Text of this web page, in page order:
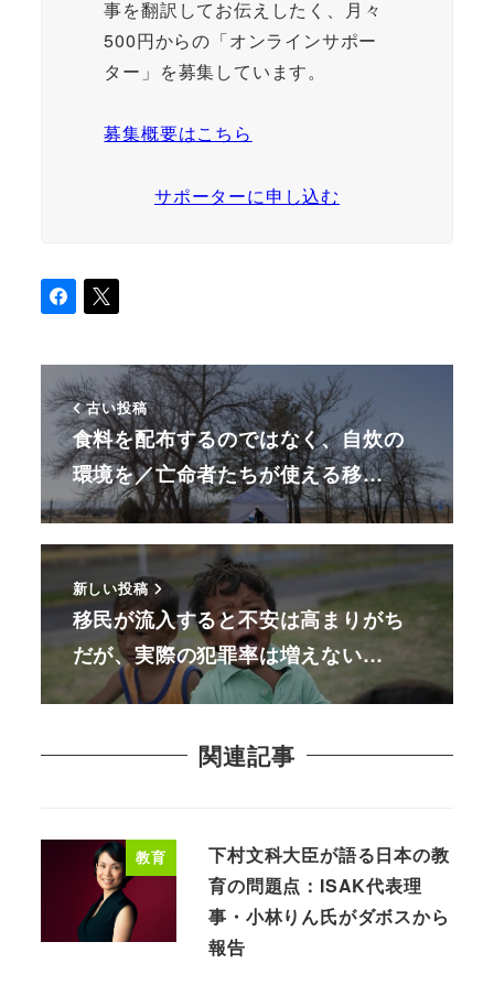
事を翻訳してお伝えしたく、月々
500円からの「オンラインサポー
ター」を募集しています。
募集概要はこちら
サポーターに申し込む
古い投稿
食料を配布するのではなく、自炊の
環境を／亡命者たちが使える移…
新しい投稿
移民が流入すると不安は高まりがち
だが、実際の犯罪率は増えない…
関連記事
教育
下村文科大臣が語る日本の教
育の問題点：ISAK代表理
事・小林りん氏がダボスから
報告